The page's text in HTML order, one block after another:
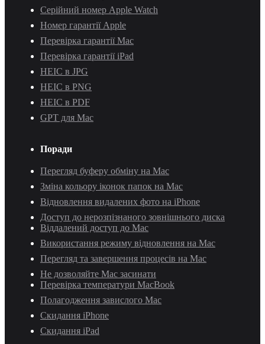
Серійний номер Apple Watch
Номер гарантії Apple
Перевірка гарантії Mac
Перевірка гарантії iPad
HEIC в JPG
HEIC в PNG
HEIC в PDF
GPT для Mac
Поради
Перегляд буферу обміну на Mac
Зміна кольору іконок папок на Mac
Відновлення видалених фото на iPhone
Доступ до нерозпізнаного зовнішнього диска
Віддалений доступ до Mac
Використання режиму відновлення на Mac
Перегляд та завершення процесів на Mac
Не дозволяйте Mac засинати
Перевірка температури MacBook
Полагодження завислого Mac
Скидання iPhone
Скидання iPad